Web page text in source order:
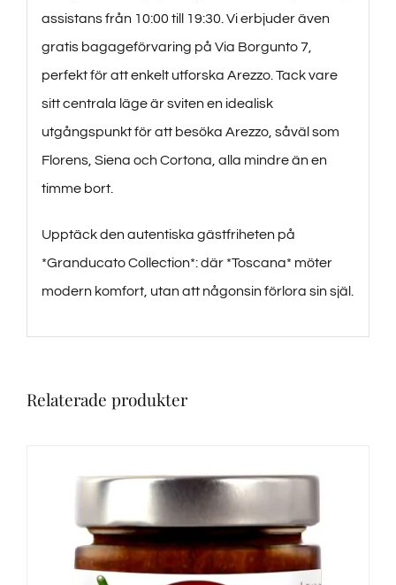
assistans från 10:00 till 19:30. Vi erbjuder även
gratis bagageförvaring på Via Borgunto 7,
perfekt för att enkelt utforska Arezzo. Tack vare
sitt centrala läge är sviten en idealisk
utgångspunkt för att besöka Arezzo, såväl som
Florens, Siena och Cortona, alla mindre än en
timme bort.
Upptäck den autentiska gästfriheten på
*Granducato Collection*: där *Toscana* möter
modern komfort, utan att någonsin förlora sin själ.
Relaterade produkter